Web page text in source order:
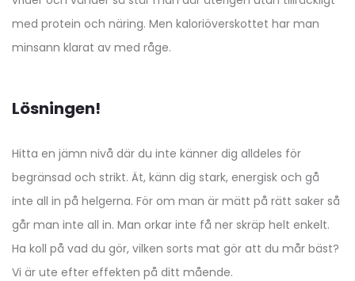
med protein och näring. Men kaloriöverskottet har man
minsann klarat av med råge.
Lösningen!
Hitta en jämn nivå där du inte känner dig alldeles för
begränsad och strikt. Ät, känn dig stark, energisk och gå
inte all in på helgerna. För om man är mätt på rätt saker så
går man inte all in. Man orkar inte få ner skräp helt enkelt.
Ha koll på vad du gör, vilken sorts mat gör att du mår bäst?
Vi är ute efter effekten på ditt mående.